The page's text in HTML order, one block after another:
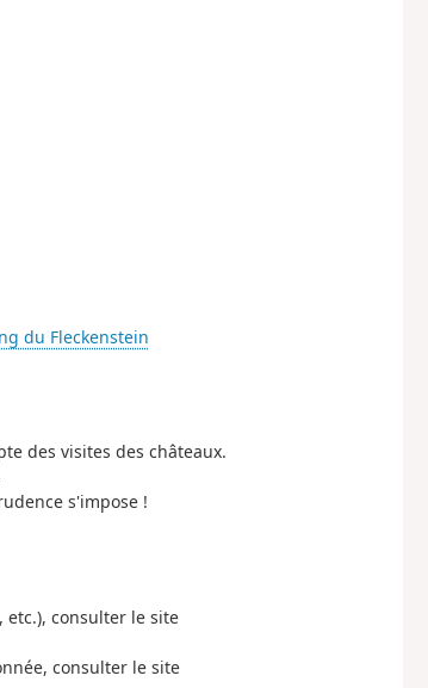
du Fleckenstein
des visites des châteaux.
s'impose !
etc.), consulter le site
consulter le site